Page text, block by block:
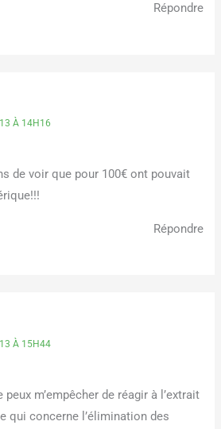
Répondre
À 14H16
de voir que pour 100€ ont pouvait
Répondre
À 15H44
m’empêcher de réagir à l’extrait
qui concerne l’élimination des